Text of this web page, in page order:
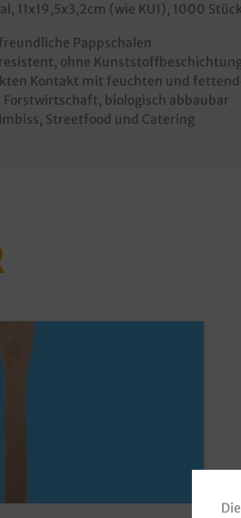
11x19,5x3,2cm (wie KU1), 1000
Pappschalen
ohne
Kontakt mit feuchten und
biologisch abbaubar
Streetfood und Catering